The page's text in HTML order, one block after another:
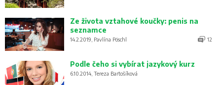
Ze života vztahové koučky: penis na
seznamce
14.2.2019, Pavlína Pöschl 12
Podle čeho si vybírat jazykový kurz
6.10.2014, Tereza Bartošíková